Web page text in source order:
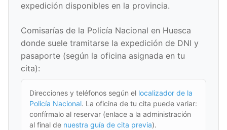
expedición disponibles en la provincia.
Comisarías de la Policía Nacional en Huesca
donde suele tramitarse la expedición de DNI y
pasaporte (según la oficina asignada en tu
cita):
Direcciones y teléfonos según el localizador de la
Policía Nacional. La oficina de tu cita puede variar:
confírmalo al reservar (enlace a la administración
al final de nuestra guía de cita previa).